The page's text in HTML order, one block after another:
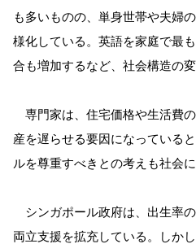
も多いものの、単身世帯や夫婦
様化している。英語を家庭で最
合も増加するなど、社会構造の変
専門家は、住宅価格や生活費
産を遅らせる要因になっている
ルを尊重すべきとの考えも社会
シンガポール政府は、出生率
両立支援を拡充している。しか